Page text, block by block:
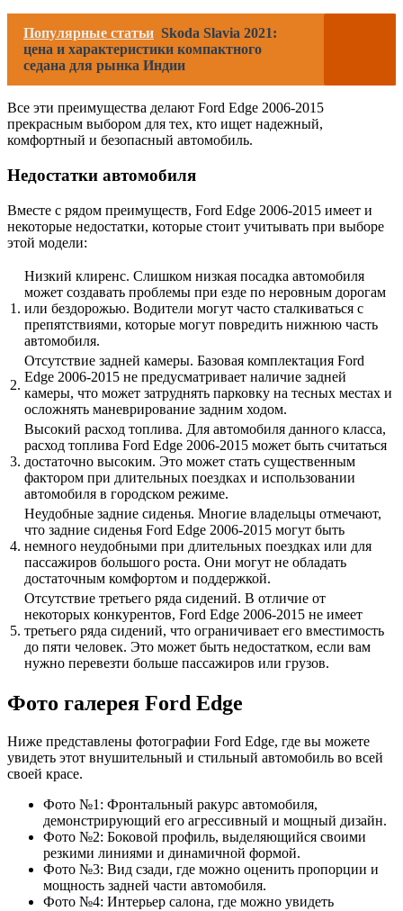
Популярные статьи Skoda Slavia 2021:
цена и характеристики компактного
седана для рынка Индии
Все эти преимущества делают Ford Edge 2006-2015
прекрасным выбором для тех, кто ищет надежный,
комфортный и безопасный автомобиль.
Недостатки автомобиля
Вместе с рядом преимуществ, Ford Edge 2006-2015 имеет и
некоторые недостатки, которые стоит учитывать при выборе
этой модели:
1.
Низкий клиренс. Слишком низкая посадка автомобиля
может создавать проблемы при езде по неровным дорогам
или бездорожью. Водители могут часто сталкиваться с
препятствиями, которые могут повредить нижнюю часть
автомобиля.
2.
Отсутствие задней камеры. Базовая комплектация Ford
Edge 2006-2015 не предусматривает наличие задней
камеры, что может затруднять парковку на тесных местах и
осложнять маневрирование задним ходом.
3.
Высокий расход топлива. Для автомобиля данного класса,
расход топлива Ford Edge 2006-2015 может быть считаться
достаточно высоким. Это может стать существенным
фактором при длительных поездках и использовании
автомобиля в городском режиме.
4.
Неудобные задние сиденья. Многие владельцы отмечают,
что задние сиденья Ford Edge 2006-2015 могут быть
немного неудобными при длительных поездках или для
пассажиров большого роста. Они могут не обладать
достаточным комфортом и поддержкой.
5.
Отсутствие третьего ряда сидений. В отличие от
некоторых конкурентов, Ford Edge 2006-2015 не имеет
третьего ряда сидений, что ограничивает его вместимость
до пяти человек. Это может быть недостатком, если вам
нужно перевезти больше пассажиров или грузов.
Фото галерея Ford Edge
Ниже представлены фотографии Ford Edge, где вы можете
увидеть этот внушительный и стильный автомобиль во всей
своей красе.
Фото №1: Фронтальный ракурс автомобиля,
демонстрирующий его агрессивный и мощный дизайн.
Фото №2: Боковой профиль, выделяющийся своими
резкими линиями и динамичной формой.
Фото №3: Вид сзади, где можно оценить пропорции и
мощность задней части автомобиля.
Фото №4: Интерьер салона, где можно увидеть